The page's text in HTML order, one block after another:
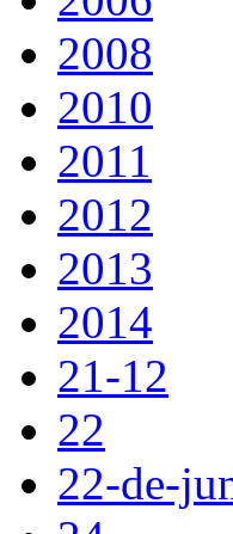
2008
2010
2011
2012
2013
2014
21-12
22
22-de-